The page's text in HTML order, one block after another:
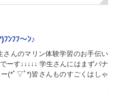
ﾌﾝﾌﾌ～ﾝ♪
さんのマリン体験学習のお手伝い
ーす↓↓↓↓↓ 学生さんにはまずバナ
(*ﾟ▽ﾟ*)皆さんものすごくはしゃ